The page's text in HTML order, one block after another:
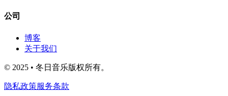
公司
博客
关于我们
© 2025 • 冬日音乐版权所有。
隐私政策服务条款